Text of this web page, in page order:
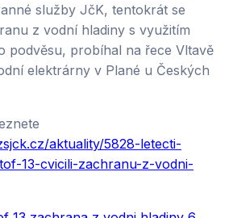
služby JčK, tentokrát se
z vodní hladiny s využitím
podvěsu, probíhal na řece Vltavě
elektrárny v Plané u Českých
aktuality/5828-letecti-
13-cvicili-zachranu-z-vodni-